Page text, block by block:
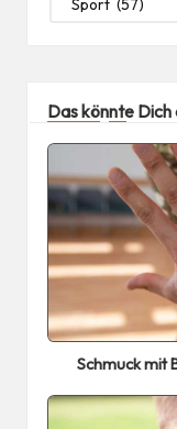
Das könnte Dich
Posted
in
Schmuck mit